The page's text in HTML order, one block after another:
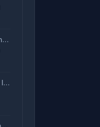
El ojo que nunca parpadea: lo que nos cuentan las cámaras de Lizeth Marzano
El salto del almacén a la terminal: La realidad de reinventarse en tecnología